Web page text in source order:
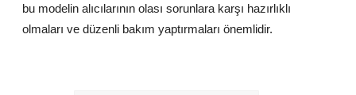
bu modelin alıcılarının olası sorunlara karşı hazırlıklı
olmaları ve düzenli bakım yaptırmaları önemlidir.